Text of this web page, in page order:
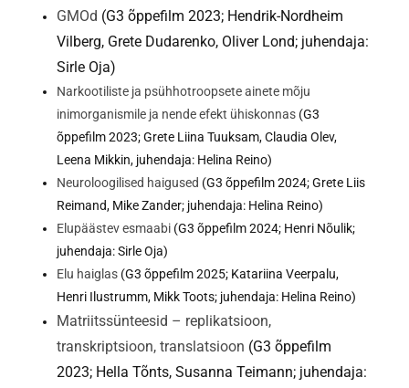
GMOd (G3 õppefilm 2023; Hendrik-Nordheim
Vilberg, Grete Dudarenko, Oliver Lond; juhendaja:
Sirle Oja)
Narkootiliste ja psühhotroopsete ainete mõju
inimorganismile ja nende efekt ühiskonnas (G3
õppefilm 2023; Grete Liina Tuuksam, Claudia Olev,
Leena Mikkin, juhendaja: Helina Reino)
Neuroloogilised haigused (G3 õppefilm 2024; Grete Liis
Reimand, Mike Zander; juhendaja: Helina Reino)
Elupäästev esmaabi (G3 õppefilm 2024; Henri Nõulik;
juhendaja: Sirle Oja)
Elu haiglas (G3 õppefilm 2025; Katariina Veerpalu,
Henri Ilustrumm, Mikk Toots; juhendaja: Helina Reino)
Matriitssünteesid – replikatsioon,
transkriptsioon, translatsioon (G3 õppefilm
2023; Hella Tõnts, Susanna Teimann; juhendaja: